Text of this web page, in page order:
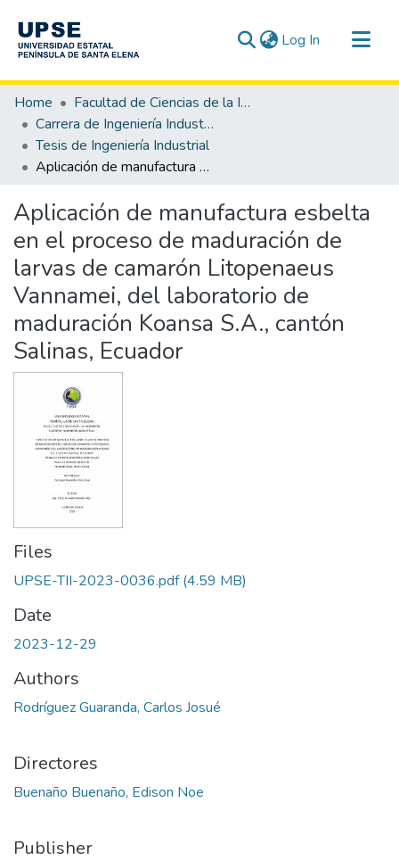
Log In (current)
Communities & Collections
All of DSpace
Statistics
Home
Facultad de Ciencias de la Ingeniería
Carrera de Ingeniería Industrial
Tesis de Ingeniería Industrial
Aplicación de manufactura esbelta en el proceso de maduración de larvas de camarón Litopenaeus Vannamei, del laboratorio de maduración Koansa S.A., cantón Salinas, Ecuador
Aplicación de manufactura esbelta
en el proceso de maduración de
larvas de camarón Litopenaeus
Vannamei, del laboratorio de
maduración Koansa S.A., cantón
Salinas, Ecuador
Files
UPSE-TII-2023-0036.pdf(4.59 MB)
Date
2023-12-29
Authors
Rodríguez Guaranda, Carlos Josué
Directores
Buenaño Buenaño, Edison Noe
Publisher